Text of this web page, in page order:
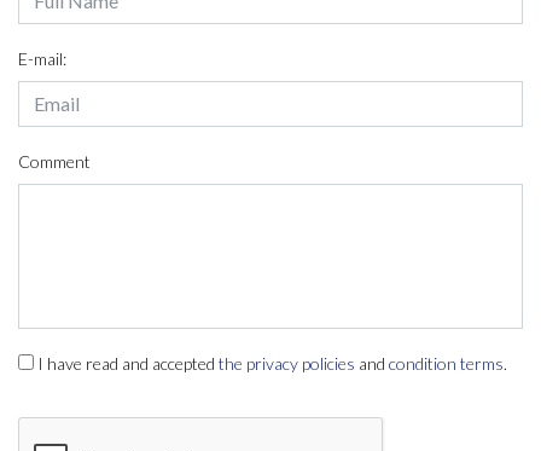
E-mail:
Comment
I have read and accepted the privacy policies and condition terms.